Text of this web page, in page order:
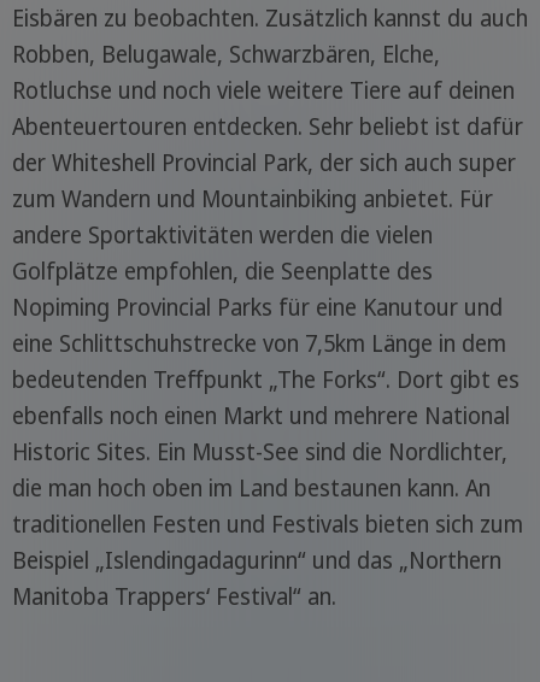
Eisbären zu beobachten. Zusätzlich kannst du auch
Robben, Belugawale, Schwarzbären, Elche,
Rotluchse und noch viele weitere Tiere auf deinen
Abenteuertouren entdecken. Sehr beliebt ist dafür
der Whiteshell Provincial Park, der sich auch super
zum Wandern und Mountainbiking anbietet. Für
andere Sportaktivitäten werden die vielen
Golfplätze empfohlen, die Seenplatte des
Nopiming Provincial Parks für eine Kanutour und
eine Schlittschuhstrecke von 7,5km Länge in dem
bedeutenden Treffpunkt „The Forks“. Dort gibt es
ebenfalls noch einen Markt und mehrere National
Historic Sites. Ein Musst-See sind die Nordlichter,
die man hoch oben im Land bestaunen kann. An
traditionellen Festen und Festivals bieten sich zum
Beispiel „Islendingadagurinn“ und das „Northern
Manitoba Trappers‘ Festival“ an.